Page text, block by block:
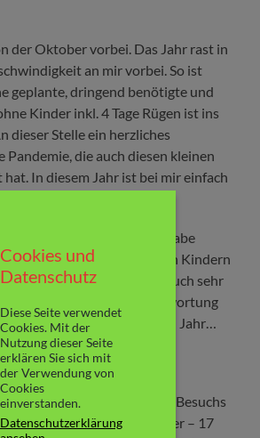
der Oktober vorbei. Das Jahr rast in
an mir vorbei. So ist
geplante, dringend benötigte und
Kinder inkl. 4 Tage Rügen ist ins
dieser Stelle ein herzliches
Pandemie, die auch diesen kleinen
In diesem Jahr ist bei mir einfach
zu knabbern. Naja, ich habe
und bin dann mit den Kindern
gefahren, Das war auch sehr
Me-Time ohne Verantwortung
Naja vielleicht im nächsten Jahr…
verbracht?
mir im Oktober dank eines Besuchs
jede Menge Bücher – 17
Cookies und
Datenschutz
Diese Seite verwendet
Cookies. Mit der
Nutzung dieser Seite
erklären Sie sich mit
der Verwendung von
Cookies
einverstanden.
Datenschutzerklärung